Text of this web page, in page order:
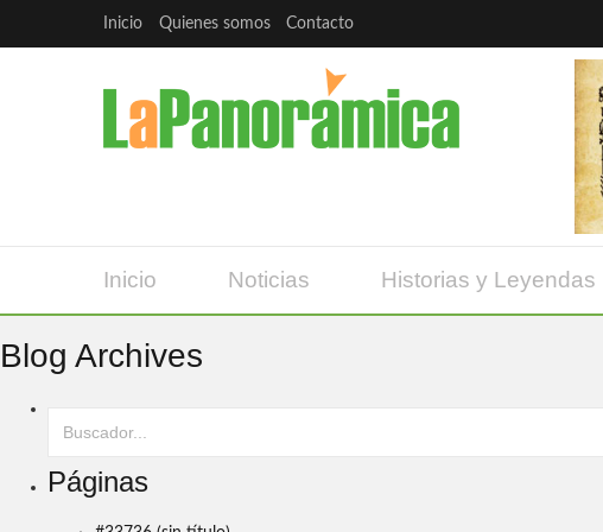
Inicio Quienes somos Contacto
Inicio Noticias Historias y Leyendas
Blog Archives
Páginas